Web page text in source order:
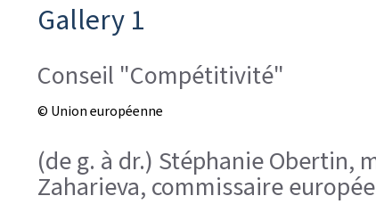
Gallery 1
Conseil "Compétitivité"
© Union européenne
(de g. à dr.) Stéphanie Obertin,
Zaharieva, commissaire